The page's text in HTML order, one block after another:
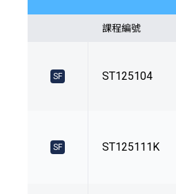
課程編號
SF ST125104
SF ST125111K